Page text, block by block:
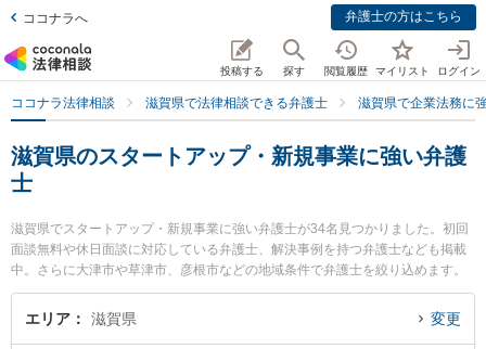
ココナラへ 弁護士の方はこちら
投稿する 探す 閲覧履歴 マイリスト ログイン
ココナラ法律相談 滋賀県で法律相談できる弁護士 滋賀県で企業法務に
滋賀県のスタートアップ・新規事業に強い弁護
士
滋賀県でスタートアップ・新規事業に強い弁護士が34名見つかりました。初回
面談無料や休日面談に対応している弁護士、解決事例を持つ弁護士なども掲載
中。さらに大津市や草津市、彦根市などの地域条件で弁護士を絞り込めます。
企業法務に関係する顧問弁護士契約や契約書作成・リーガルチェック、雇用契
約書・就業規則作成等の細かな分野での絞り込み検索もでき便利です。特にベ
リーベスト法律事務所 滋賀草津オフィスの宇井 秀和弁護士や湖都経営法律事務
エリア 滋賀県 変更